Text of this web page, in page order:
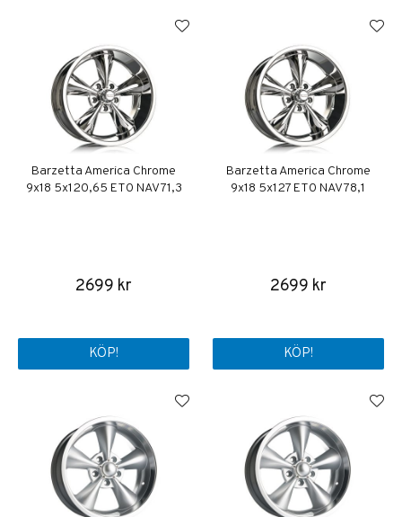
Barzetta America Chrome
9x18 5x120,65 ET0 NAV 71,3
2699 kr
KÖP!
Barzetta America Chrome
9x18 5x127 ET0 NAV 78,1
2699 kr
KÖP!